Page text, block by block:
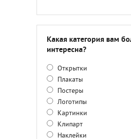
Какая категория вам
интересна?
Открытки
Плакаты
Постеры
Логотипы
Картинки
Клипарт
Наклейки